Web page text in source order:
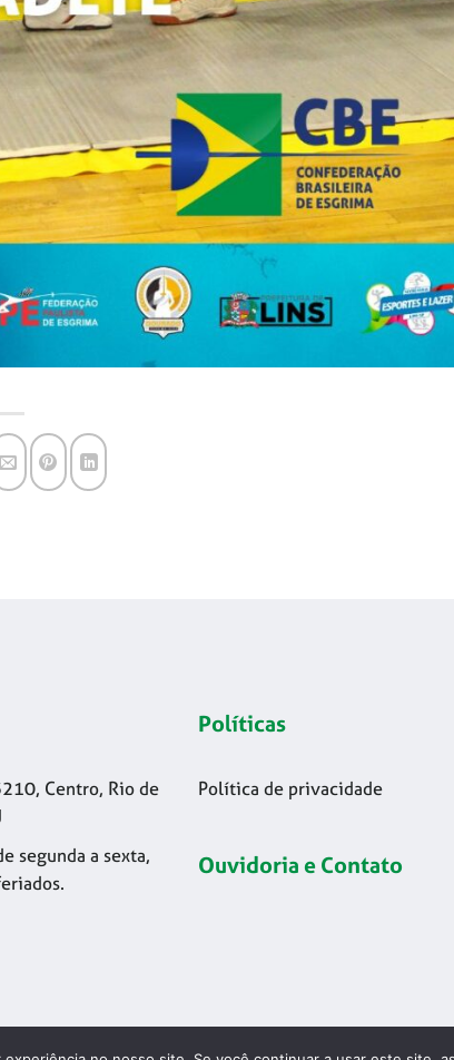
Centro, Rio de
segunda a sexta,
Políticas
Política de privacidade
Ouvidoria e Contato